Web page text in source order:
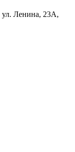
ул. Ленина, 23А,